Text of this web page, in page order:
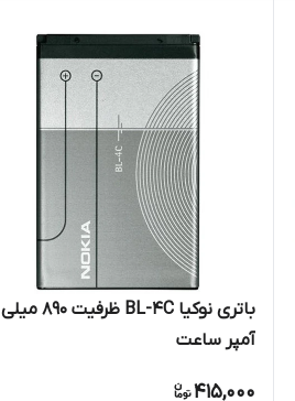
باتری نوکیا BL-4C ظرفیت 890 میلی
آمپر ساعت
415,000